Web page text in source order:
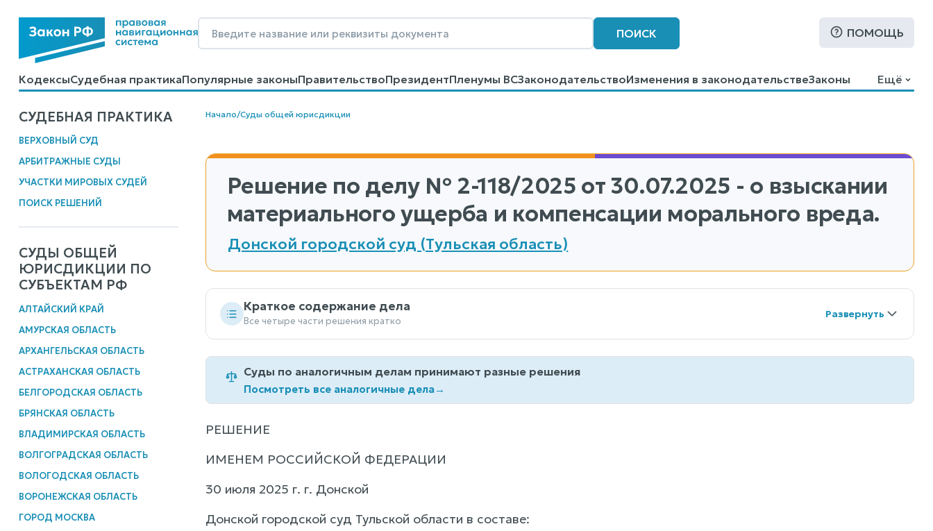
ПОИСК ПОМОЩЬ
КодексыСудебная практикаПопулярные законыПравительствоПрезидентПленумы ВСЗаконодательствоИзменения в законодательствеЗаконы
КалькуляторыСправочные материалыОбразцы договоровКонтактыПомощьПоиск
Ещё
СУДЕБНАЯ ПРАКТИКА
ВЕРХОВНЫЙ СУД
АРБИТРАЖНЫЕ СУДЫ
УЧАСТКИ МИРОВЫХ СУДЕЙ
ПОИСК РЕШЕНИЙ
СУДЫ ОБЩЕЙ
ЮРИСДИКЦИИ ПО
СУБЪЕКТАМ РФ
АЛТАЙСКИЙ КРАЙ
АМУРСКАЯ ОБЛАСТЬ
АРХАНГЕЛЬСКАЯ ОБЛАСТЬ
АСТРАХАНСКАЯ ОБЛАСТЬ
БЕЛГОРОДСКАЯ ОБЛАСТЬ
БРЯНСКАЯ ОБЛАСТЬ
ВЛАДИМИРСКАЯ ОБЛАСТЬ
ВОЛГОГРАДСКАЯ ОБЛАСТЬ
ВОЛОГОДСКАЯ ОБЛАСТЬ
ВОРОНЕЖСКАЯ ОБЛАСТЬ
ГОРОД МОСКВА
Начало/Суды общей юрисдикции
Решение по делу № 2-118/2025 от 30.07.2025 - о взыскании
материального ущерба и компенсации морального вреда.
Донской городской суд (Тульская область)
Краткое содержание дела
Все четыре части решения кратко
Суды по аналогичным делам принимают разные решения
Посмотреть все аналогичные дела→
РЕШЕНИЕ
ИМЕНЕМ РОССИЙСКОЙ ФЕДЕРАЦИИ
30 июля 2025 г. г. Донской
Донской городской суд Тульской области в составе: